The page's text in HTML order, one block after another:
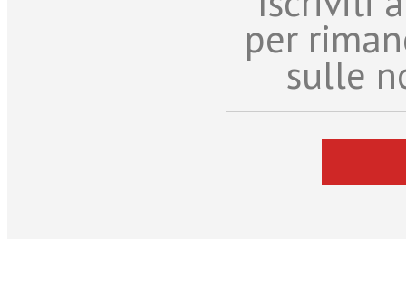
per
sulle